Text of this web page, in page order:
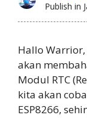
Publish in
Hallo
akan
Modul RTC
kita akan
ESP8266,